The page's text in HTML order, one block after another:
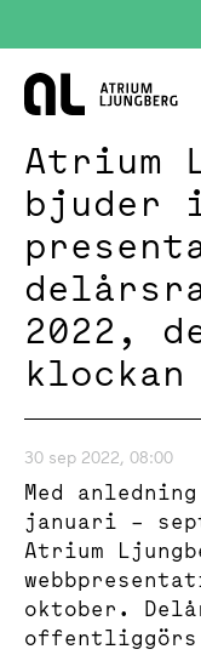
Hem
Atrium
2022,
30 sep 2022, 08:00
Med
januari –
Atrium
oktober.
offentliggörs